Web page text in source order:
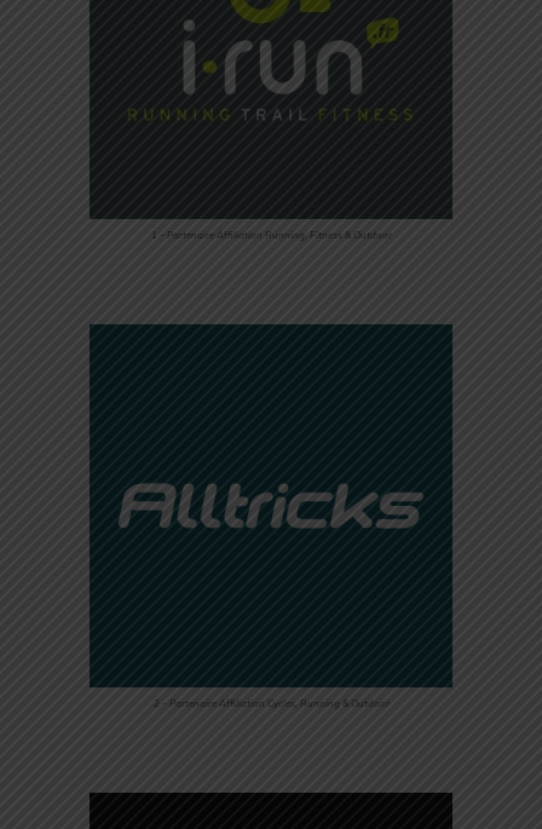
1 – Partenaire Affiliation Running, Fitness & Outdoor
2 – Partenaire Affiliation Cycles, Running & Outdoor